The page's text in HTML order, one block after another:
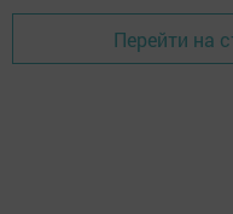
Перейти на